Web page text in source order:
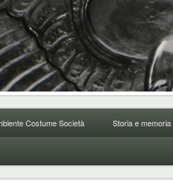
Costume Società Storia e memoria